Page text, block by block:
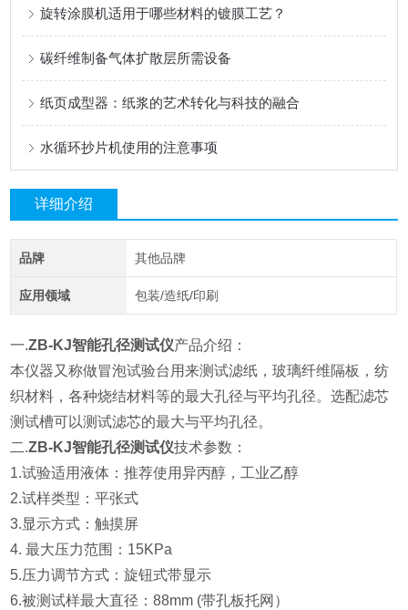
旋转涂膜机适用于哪些材料的镀膜工艺？
碳纤维制备气体扩散层所需设备
纸页成型器：纸浆的艺术转化与科技的融合
水循环抄片机使用的注意事项
详细介绍
品牌 其他品牌
应用领域 包装/造纸/印刷
一.ZB-KJ智能孔径测试仪产品介绍：
本仪器又称做冒泡试验台用来测试滤纸，玻璃纤维隔板，纺
织材料，各种烧结材料等的最大孔径与平均孔径。选配滤芯
测试槽可以测试滤芯的最大与平均孔径。
二.ZB-KJ智能孔径测试仪技术参数：
1.试验适用液体：推荐使用异丙醇，工业乙醇
2.试样类型：平张式
3.显示方式：触摸屏
4. 最大压力范围：15KPa
5.压力调节方式：旋钮式带显示
6.被测试样最大直径：88mm (带孔板托网）